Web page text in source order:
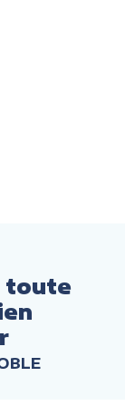
toute